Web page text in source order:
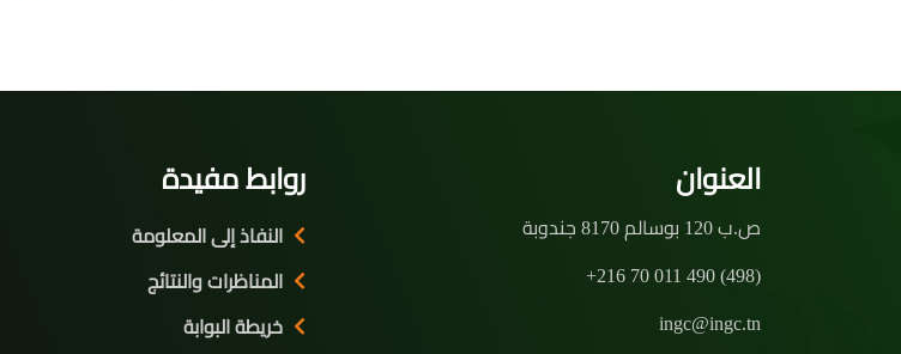
العنوان
ص.ب 120 بوسالم 8170 جندوبة
+216 70 011 490 (498)
ingc@ingc.tn
روابط مفيدة
النفاذ إلى المعلومة
المناظرات والنتائج
خريطة البوابة